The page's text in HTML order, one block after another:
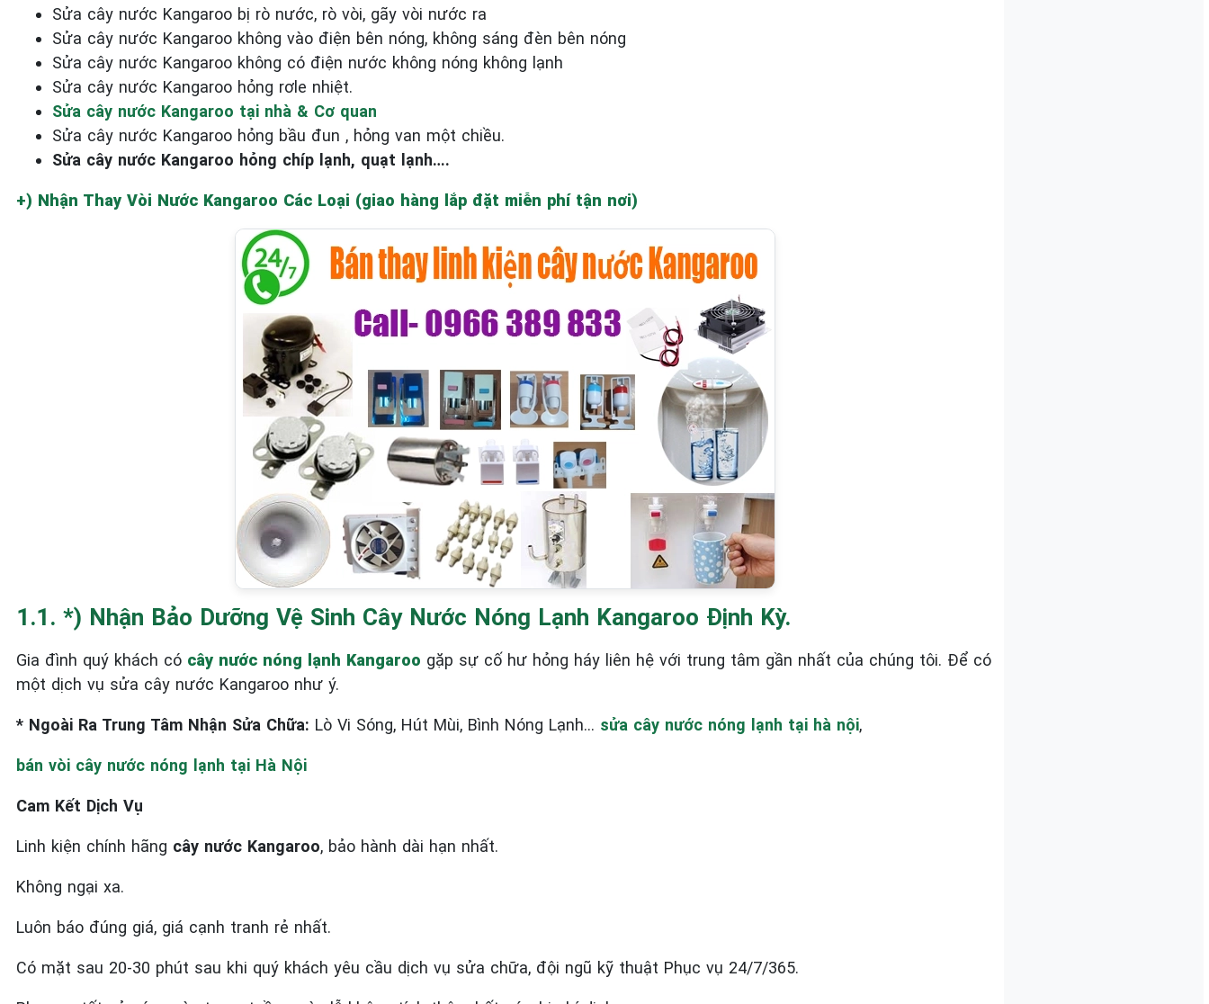
Sửa cây nước Kangaroo bị rò nước, rò vòi, gãy vòi nước ra
Sửa cây nước Kangaroo không vào điện bên nóng, không sáng đèn bên nóng
Sửa cây nước Kangaroo không có điện nước không nóng không lạnh
Sửa cây nước Kangaroo hỏng rơle nhiệt.
Sửa cây nước Kangaroo tại nhà & Cơ quan
Sửa cây nước Kangaroo hỏng bầu đun , hỏng van một chiều.
Sửa cây nước Kangaroo hỏng chíp lạnh, quạt lạnh….
+) Nhận Thay Vòi Nước Kangaroo Các Loại (giao hàng lắp đặt miễn phí tận nơi)
1.1. *) Nhận Bảo Dưỡng Vệ Sinh Cây Nước Nóng Lạnh Kangaroo Định Kỳ.
Gia đình quý khách có cây nước nóng lạnh Kangaroo gặp sự cố hư hỏng háy liên hệ với trung tâm gần nhất của chúng tôi. Để có
một dịch vụ sửa cây nước Kangaroo như ý.
* Ngoài Ra Trung Tâm Nhận Sửa Chữa: Lò Vi Sóng, Hút Mùi, Bình Nóng Lạnh… sửa cây nước nóng lạnh tại hà nội,
bán vòi cây nước nóng lạnh tại Hà Nội
Cam Kết Dịch Vụ
Linh kiện chính hãng cây nước Kangaroo, bảo hành dài hạn nhất.
Không ngại xa.
Luôn báo đúng giá, giá cạnh tranh rẻ nhất.
Có mặt sau 20-30 phút sau khi quý khách yêu cầu dịch vụ sửa chữa, đội ngũ kỹ thuật Phục vụ 24/7/365.